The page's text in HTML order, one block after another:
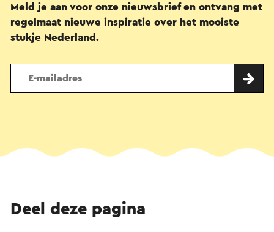
Meld je aan voor onze nieuwsbrief en ontvang met
regelmaat nieuwe inspiratie over het mooiste
stukje Nederland.
Deel deze pagina